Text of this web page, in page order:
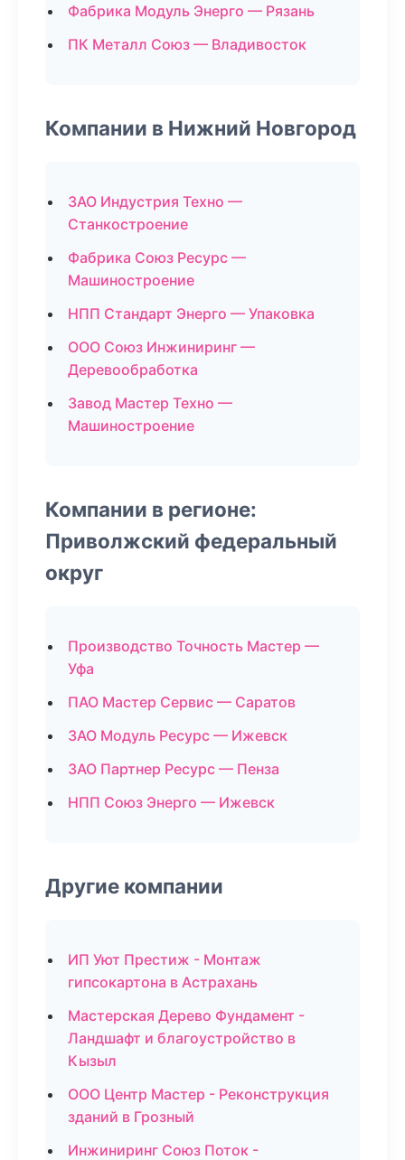
Фабрика Модуль Энерго — Рязань
ПК Металл Союз — Владивосток
Компании в Нижний Новгород
ЗАО Индустрия Техно —
Станкостроение
Фабрика Союз Ресурс —
Машиностроение
НПП Стандарт Энерго — Упаковка
ООО Союз Инжиниринг —
Деревообработка
Завод Мастер Техно —
Машиностроение
Компании в регионе:
Приволжский федеральный
округ
Производство Точность Мастер —
Уфа
ПАО Мастер Сервис — Саратов
ЗАО Модуль Ресурс — Ижевск
ЗАО Партнер Ресурс — Пенза
НПП Союз Энерго — Ижевск
Другие компании
ИП Уют Престиж - Монтаж
гипсокартона в Астрахань
Мастерская Дерево Фундамент -
Ландшафт и благоустройство в
Кызыл
ООО Центр Мастер - Реконструкция
зданий в Грозный
Инжиниринг Союз Поток -